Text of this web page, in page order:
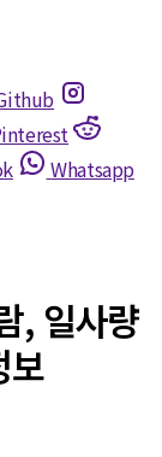
Whatsapp
, 일사량
보